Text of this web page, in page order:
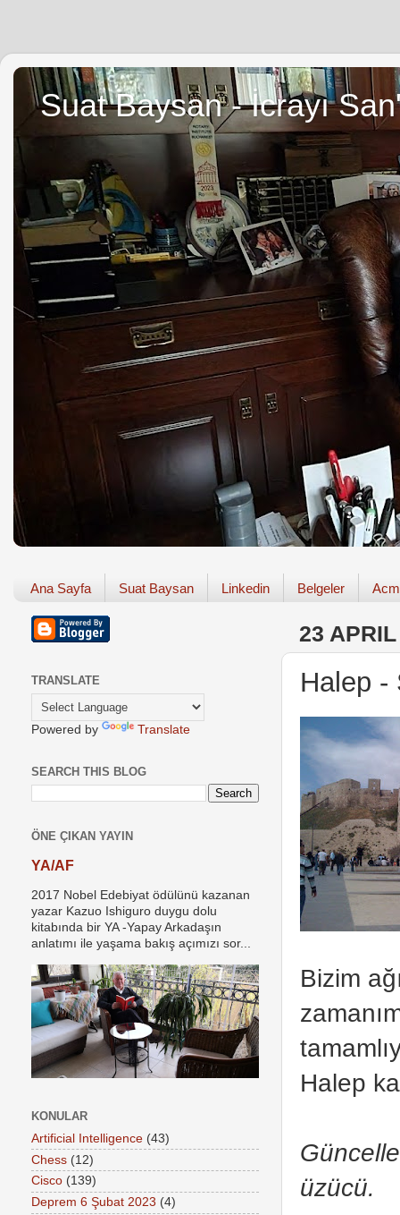
Suat Baysan - İcrayı
Ana Sayfa Suat Baysan Linkedin Belgeler
23
Halep -
Bizim
Halep
üzücü.
TRANSLATE
Powered by Translate
SEARCH THIS BLOG
ÖNE ÇIKAN YAYIN
YA/AF
2017 Nobel Edebiyat ödülünü kazanan
yazar Kazuo Ishiguro duygu dolu
kitabında bir YA -Yapay Arkadaşın
anlatımı ile yaşama bakış açımızı sor...
KONULAR
Artificial Intelligence (43)
Chess (12)
Cisco (139)
Deprem 6 Şubat 2023 (4)